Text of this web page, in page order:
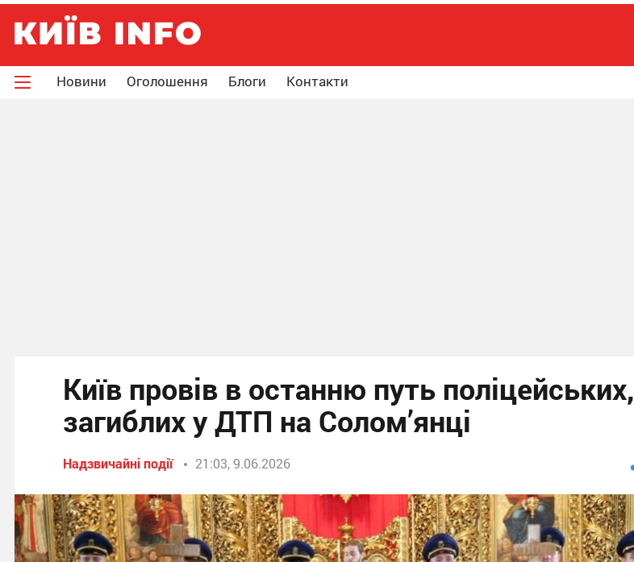
Новини Оголошення Блоги Контакти
Київ провів в останню путь поліцейських,
загиблих у ДТП на Солом’янці
Надзвичайні події 21:03, 9.06.2026